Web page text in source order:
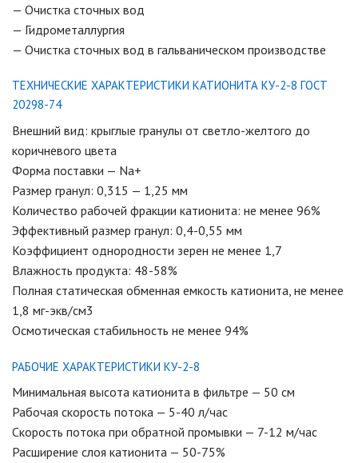
— Очистка сточных вод
— Гидрометаллургия
— Очистка сточных вод в гальваническом производстве
ТЕХНИЧЕСКИЕ ХАРАКТЕРИСТИКИ КАТИОНИТА КУ-2-8 ГОСТ
20298-74
Внешний вид: крыглые гранулы от светло-желтого до
коричневого цвета
Форма поставки — Na+
Размер гранул: 0,315 — 1,25 мм
Количество рабочей фракции катионита: не менее 96%
Эффективный размер гранул: 0,4-0,55 мм
Коэффициент однородности зерен не менее 1,7
Влажность продукта: 48-58%
Полная статическая обменная емкость катионита, не менее
1,8 мг-экв/см3
Осмотическая стабильность не менее 94%
РАБОЧИЕ ХАРАКТЕРИСТИКИ КУ-2-8
Минимальная высота катионита в фильтре — 50 см
Рабочая скорость потока — 5-40 л/час
Скорость потока при обратной промывки — 7-12 м/час
Расширение слоя катионита — 50-75%